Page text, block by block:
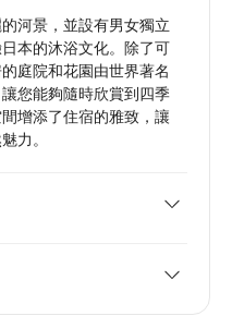
河景，並設有男女獨立
本的沐浴文化。除了可
庭院和花園由世界著名
您能夠隨時欣賞到四季
增添了住宿的雅致，讓
力。